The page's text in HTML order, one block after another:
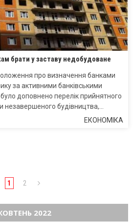
брати у заставу недобудоване
про визначення банками
за активними банківськими
доповнено перелік прийнятного
незавершеного будівництва,…
ЕКОНОМІКА
1 2
2022